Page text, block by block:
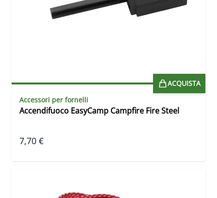
ACQUISTA
Accessori per fornelli
Accendifuoco EasyCamp Campfire Fire Steel
7,70 €